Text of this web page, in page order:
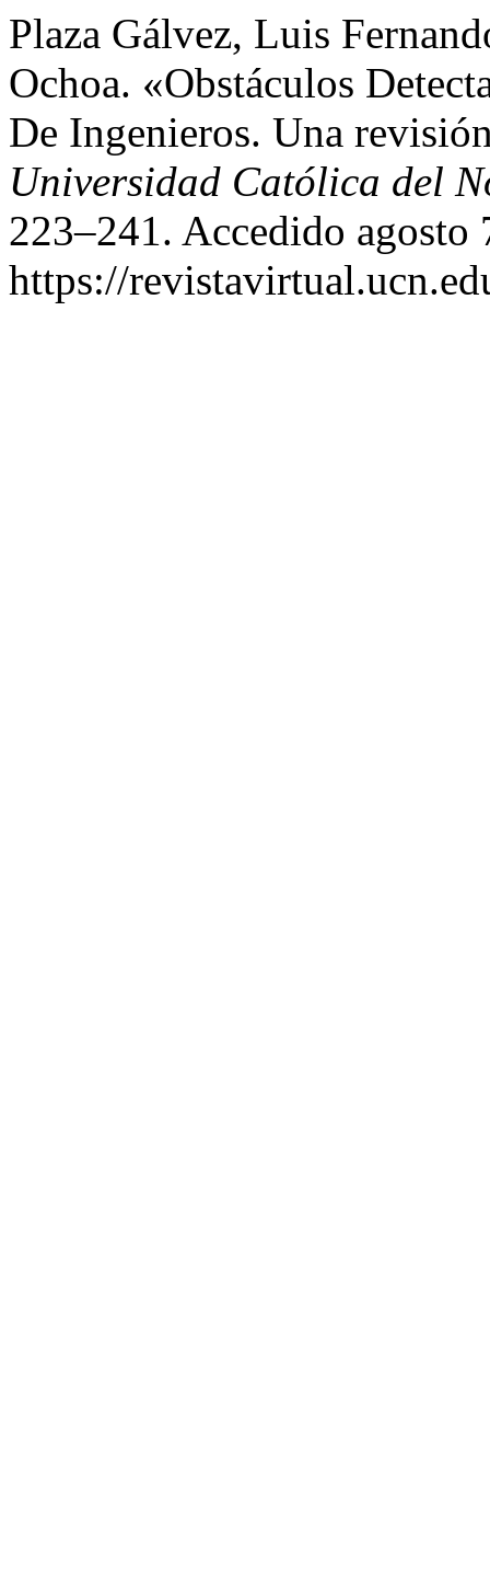
Plaza Gálvez, Luis
Ochoa. «Obstáculos
De Ingenieros. Una
Universidad Católica del
223–241. Accedido agosto
https://